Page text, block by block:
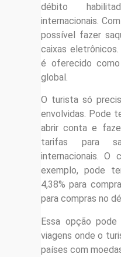
débito
internacionais.
possível fazer
caixas
é oferecido
global.
O turista só
envolvidas. Pode
abrir conta e
tarifas para
internacionais. O
exemplo, pode
4,38% para
para compras no
Essa opção
viagens onde o
países com